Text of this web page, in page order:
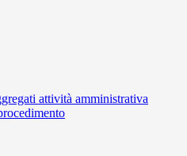
attività amministrativa